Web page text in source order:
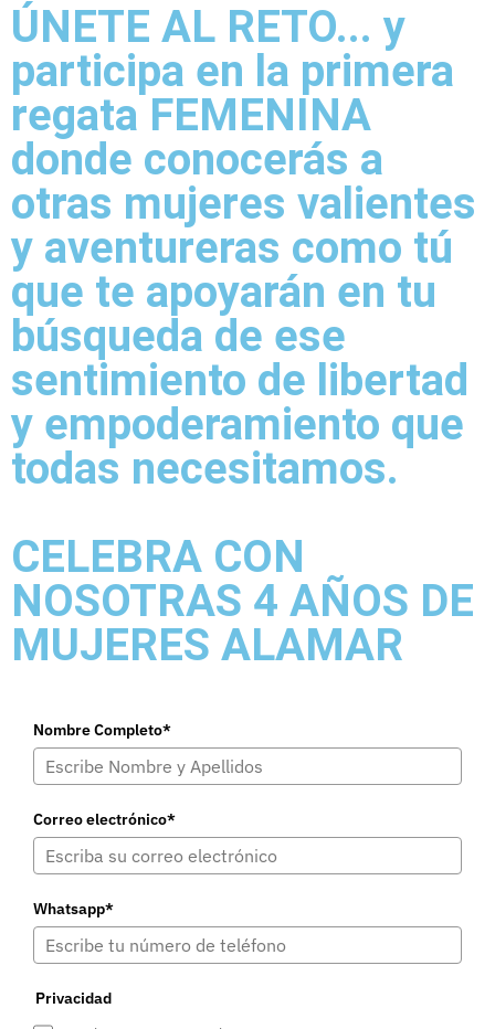
ÚNETE AL RETO... y
participa en la primera
regata FEMENINA
donde conocerás a
otras mujeres valientes
y aventureras como tú
que te apoyarán en tu
búsqueda de ese
sentimiento de libertad
y empoderamiento que
todas necesitamos.
CELEBRA CON
NOSOTRAS 4 AÑOS DE
MUJERES ALAMAR
Nombre Completo*
Correo electrónico*
Whatsapp*
Privacidad